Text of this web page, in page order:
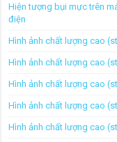
Hiện tượng bụi mực trên
điện
Hình ảnh chất lượng cao
Hình ảnh chất lượng cao
Hình ảnh chất lượng cao
Hình ảnh chất lượng cao
Hình ảnh chất lượng cao